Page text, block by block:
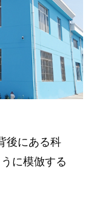
後にある科
に模倣する